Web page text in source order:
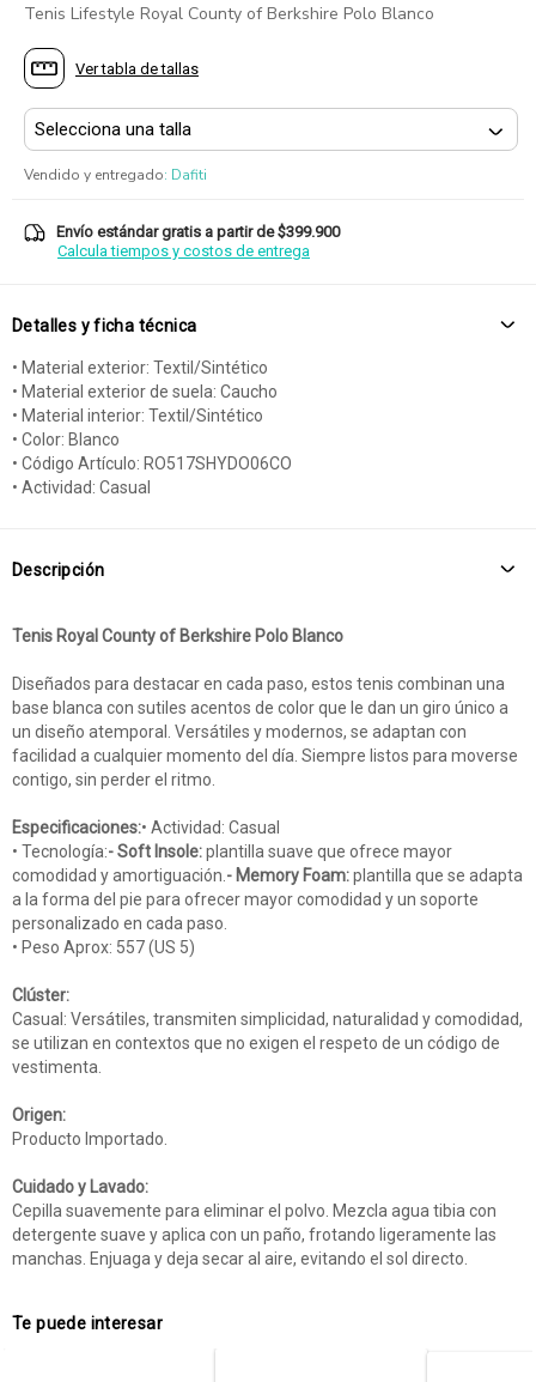
Tenis Lifestyle Royal County of Berkshire Polo Blanco
Ver tabla de tallas
Vendido y entregado: Dafiti
Envío estándar gratis a partir de $399.900
Calcula tiempos y costos de entrega
Detalles y ficha técnica
• Material exterior: Textil/Sintético
• Material exterior de suela: Caucho
• Material interior: Textil/Sintético
• Color: Blanco
• Código Artículo: RO517SHYDO06CO
• Actividad: Casual
Descripción
Tenis Royal County of Berkshire Polo Blanco
Diseñados para destacar en cada paso, estos tenis combinan una
base blanca con sutiles acentos de color que le dan un giro único a
un diseño atemporal. Versátiles y modernos, se adaptan con
facilidad a cualquier momento del día. Siempre listos para moverse
contigo, sin perder el ritmo.
Especificaciones:• Actividad: Casual
• Tecnología:- Soft Insole:plantilla suave que ofrece mayor
comodidad y amortiguación.- Memory Foam:plantilla que se adapta
a la forma del pie para ofrecer mayor comodidad y un soporte
personalizado en cada paso.
• Peso Aprox: 557 (US 5)
Clúster:
Casual: Versátiles, transmiten simplicidad, naturalidad y comodidad,
se utilizan en contextos que no exigen el respeto de un código de
vestimenta.
Origen:
Producto Importado.
Cuidado y Lavado:
Cepilla suavemente para eliminar el polvo. Mezcla agua tibia con
detergente suave y aplica con un paño, frotando ligeramente las
manchas. Enjuaga y deja secar al aire, evitando el sol directo.
Te puede interesar